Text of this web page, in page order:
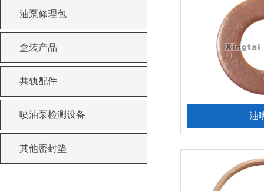
油泵修理包
盒装产品
共轨配件
喷油泵检测设备
其他密封垫
油